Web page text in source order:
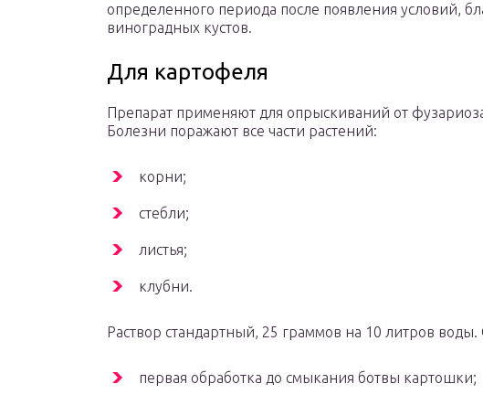
определенного периода после появления условий,
виноградных кустов.
Для картофеля
Препарат применяют для опрыскиваний от
Болезни поражают все части растений:
корни;
стебли;
листья;
клубни.
Раствор стандартный, 25 граммов на 10 литров
первая обработка до смыкания ботвы картошки;